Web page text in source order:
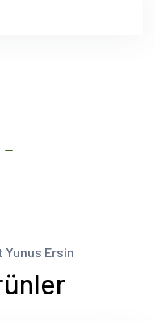
Yunus Ersin